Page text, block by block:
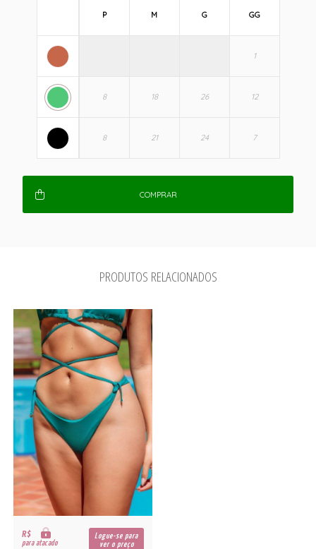
P M G GG
COMPRAR
PRODUTOS RELACIONADOS
R$
para atacado
Logue-se para
ver o preço